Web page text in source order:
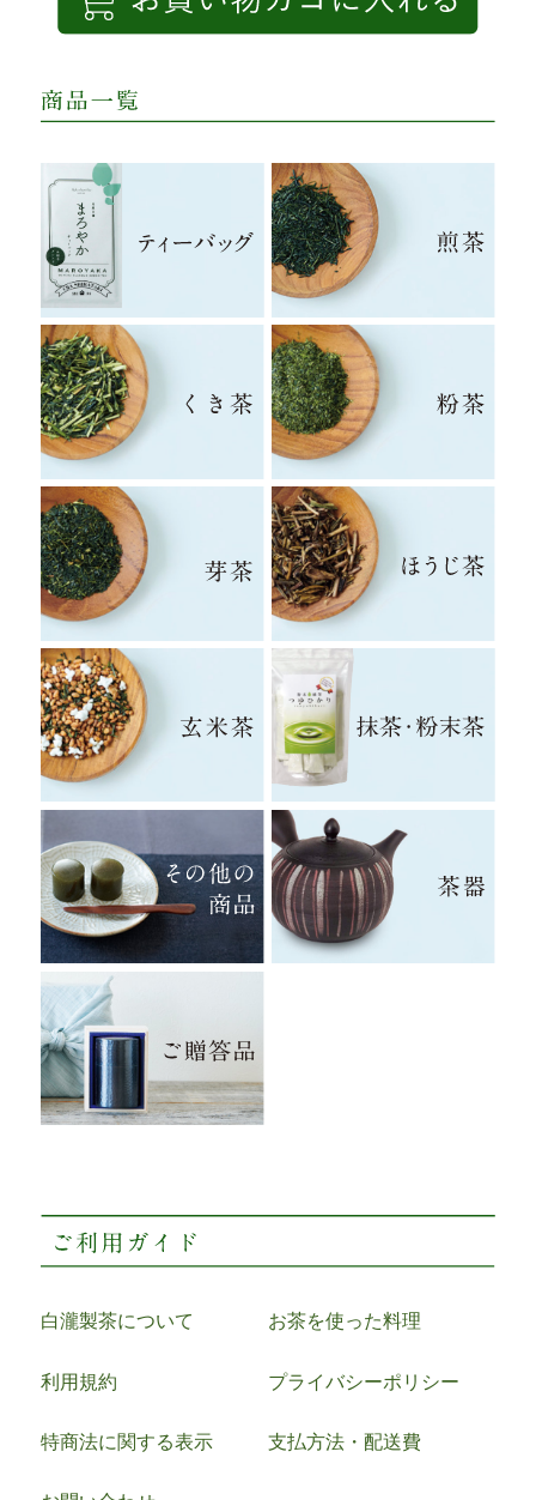
白瀧製茶について お茶を使った料理
利用規約 プライバシーポリシー
特商法に関する表示 支払方法・配送費